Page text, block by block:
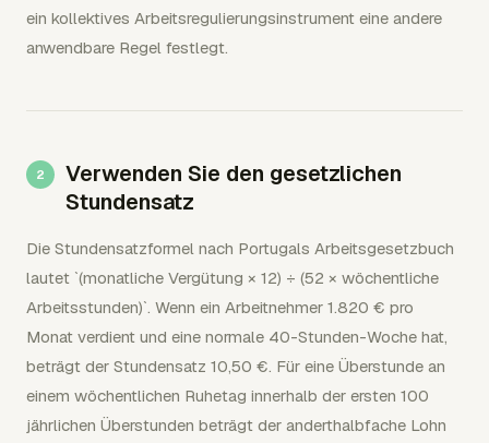
ein kollektives Arbeitsregulierungsinstrument eine andere
anwendbare Regel festlegt.
Verwenden Sie den gesetzlichen
Stundensatz
Die Stundensatzformel nach Portugals Arbeitsgesetzbuch
lautet `(monatliche Vergütung × 12) ÷ (52 × wöchentliche
Arbeitsstunden)`. Wenn ein Arbeitnehmer 1.820 € pro
Monat verdient und eine normale 40-Stunden-Woche hat,
beträgt der Stundensatz 10,50 €. Für eine Überstunde an
einem wöchentlichen Ruhetag innerhalb der ersten 100
jährlichen Überstunden beträgt der anderthalbfache Lohn